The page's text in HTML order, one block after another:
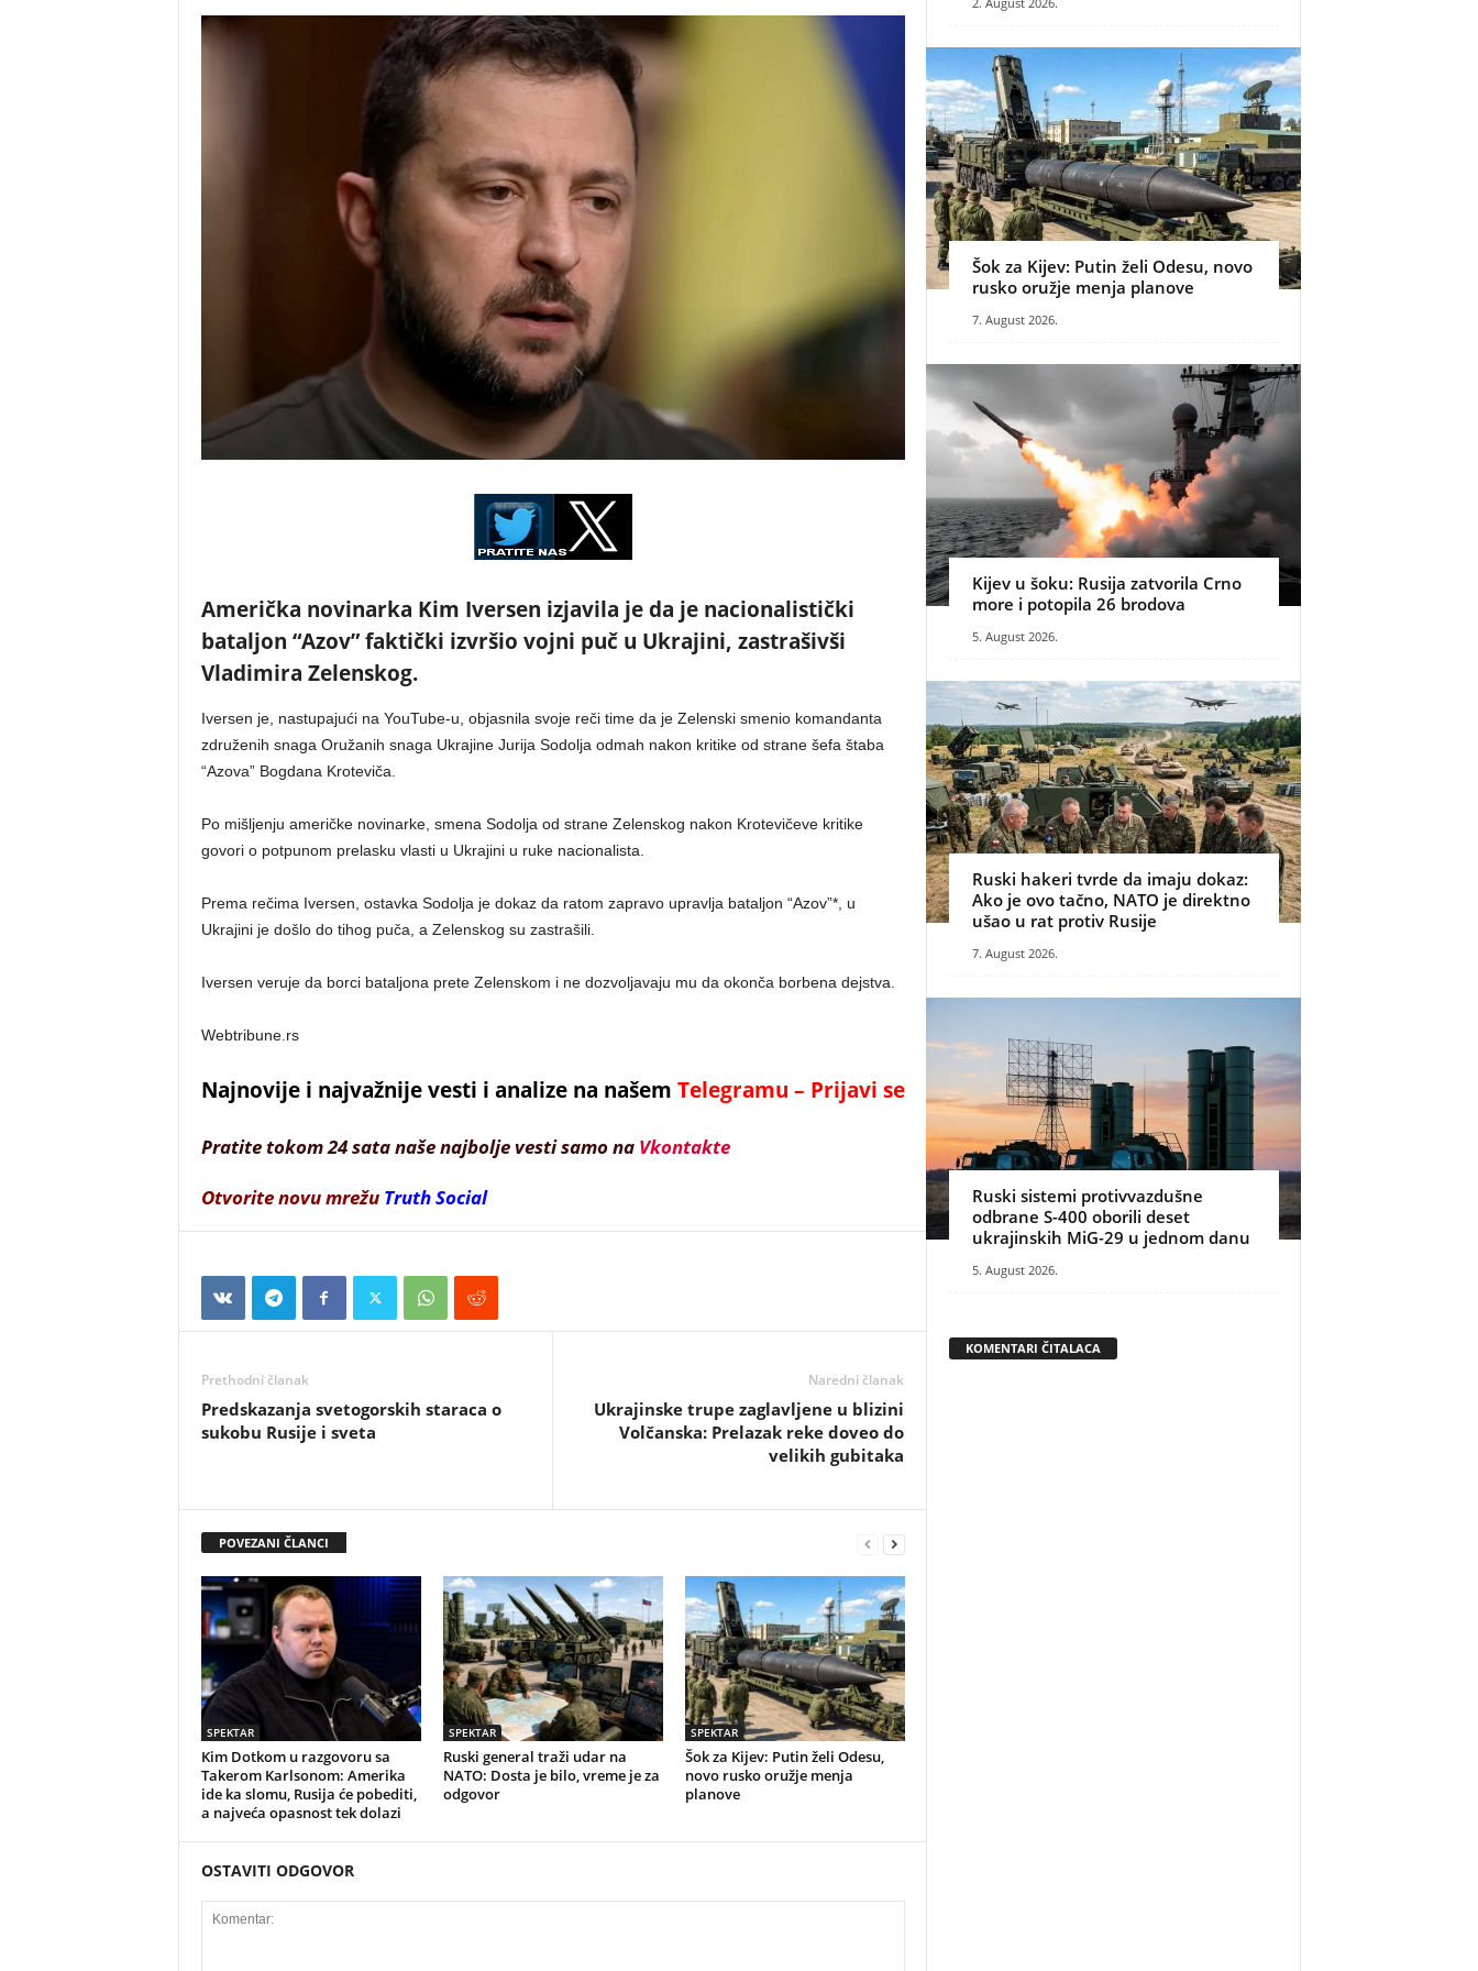
Američka novinarka Kim Iversen izjavila je da je nacionalistički
bataljon “Azov” faktički izvršio vojni puč u Ukrajini, zastrašivši
Vladimira Zelenskog.
Iversen je, nastupajući na YouTube-u, objasnila svoje reči time da je Zelenski smenio komandanta
združenih snaga Oružanih snaga Ukrajine Jurija Sodolja odmah nakon kritike od strane šefa štaba
“Azova” Bogdana Kroteviča.
Po mišljenju američke novinarke, smena Sodolja od strane Zelenskog nakon Krotevičeve kritike
govori o potpunom prelasku vlasti u Ukrajini u ruke nacionalista.
Prema rečima Iversen, ostavka Sodolja je dokaz da ratom zapravo upravlja bataljon “Azov”*, u
Ukrajini je došlo do tihog puča, a Zelenskog su zastrašili.
Iversen veruje da borci bataljona prete Zelenskom i ne dozvoljavaju mu da okonča borbena dejstva.
Webtribune.rs
Najnovije i najvažnije vesti i analize na našem Telegramu – Prijavi se
Pratite tokom 24 sata naše najbolje vesti samo na Vkontakte
Otvorite novu mrežu Truth Social
Prethodni članak
Predskazanja svetogorskih staraca o
sukobu Rusije i sveta
Naredni članak
Ukrajinske trupe zaglavljene u blizini
Volčanska: Prelazak reke doveo do
velikih gubitaka
POVEZANI ČLANCI
SPEKTAR
Kim Dotkom u razgovoru sa
Takerom Karlsonom: Amerika
ide ka slomu, Rusija će pobediti,
a najveća opasnost tek dolazi
SPEKTAR
Ruski general traži udar na
NATO: Dosta je bilo, vreme je za
odgovor
SPEKTAR
Šok za Kijev: Putin želi Odesu,
novo rusko oružje menja
planove
OSTAVITI ODGOVOR
Šok za Kijev: Putin želi Odesu, novo
rusko oružje menja planove
7. August 2026.
Kijev u šoku: Rusija zatvorila Crno
more i potopila 26 brodova
5. August 2026.
Ruski hakeri tvrde da imaju dokaz:
Ako je ovo tačno, NATO je direktno
ušao u rat protiv Rusije
7. August 2026.
Ruski sistemi protivvazdušne
odbrane S-400 oborili deset
ukrajinskih MiG-29 u jednom danu
5. August 2026.
KOMENTARI ČITALACA